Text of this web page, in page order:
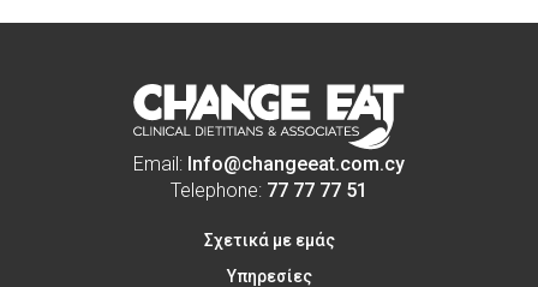
Email: Info@changeeat.com.cy
Telephone: 77 77 77 51
Σχετικά με εμάς
Υπηρεσίες